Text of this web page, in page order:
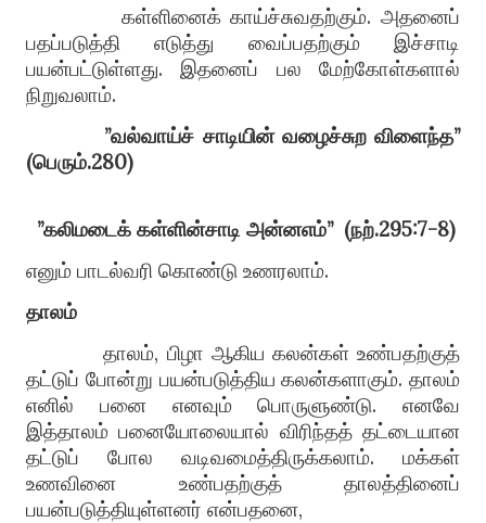
கள்ளினைக் காய்ச்சுவதற்கும். அதனைப்
பதப்படுத்தி எடுத்து வைப்பதற்கும் இச்சாடி
பயன்பட்டுள்ளது.இதனைப் பல மேற்கோள்களால்
நிறுவலாம்.
”வல்வாய்ச் சாடியின் வழைச்சுற விளைந்த”
(பெரும்.280)
”கலிமடைக் கள்ளின்சாடி அன்னஎம்” (நற்.295:7-8)
எனும் பாடல்வரி கொண்டு உணரலாம்.
தாலம்
தாலம், பிழா ஆகிய கலன்கள் உண்பதற்குத்
தட்டுப் போன்று பயன்படுத்தியகலன்களாகும். தாலம்
எனில் பனை எனவும் பொருளுண்டு. எனவே
இத்தாலம் பனையோலையால் விரிந்தத்தட்டையான
தட்டுப் போல வடிவமைத்திருக்கலாம். மக்கள்
உணவினை உண்பதற்குத் தாலத்தினைப்
பயன்படுத்தியுள்ளனர் என்பதனை,